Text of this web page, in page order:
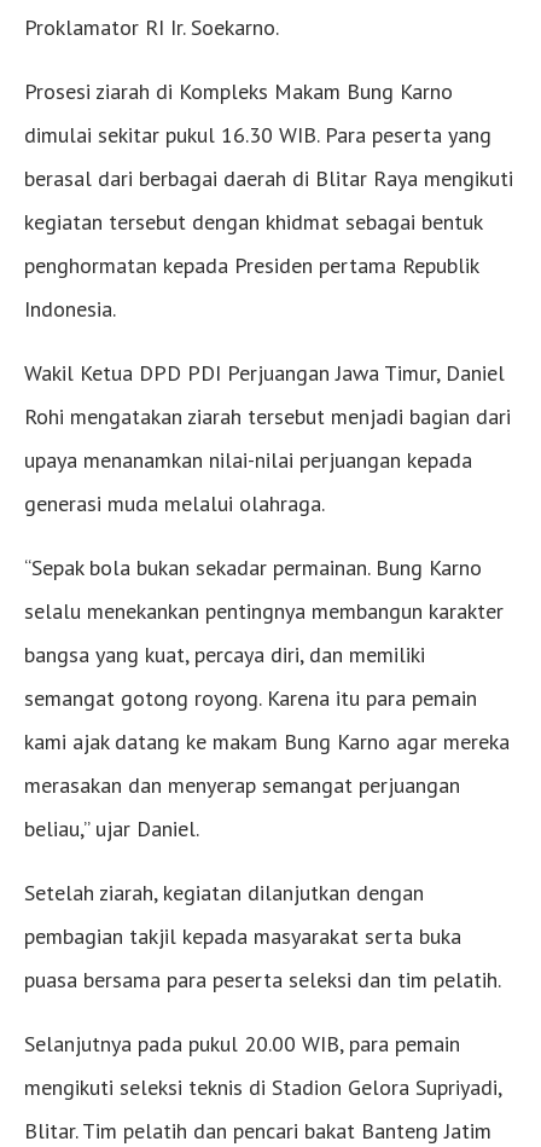
Proklamator RI Ir. Soekarno.
Prosesi ziarah di Kompleks Makam Bung Karno
dimulai sekitar pukul 16.30 WIB. Para peserta yang
berasal dari berbagai daerah di Blitar Raya mengikuti
kegiatan tersebut dengan khidmat sebagai bentuk
penghormatan kepada Presiden pertama Republik
Indonesia.
Wakil Ketua DPD PDI Perjuangan Jawa Timur, Daniel
Rohi mengatakan ziarah tersebut menjadi bagian dari
upaya menanamkan nilai-nilai perjuangan kepada
generasi muda melalui olahraga.
“Sepak bola bukan sekadar permainan. Bung Karno
selalu menekankan pentingnya membangun karakter
bangsa yang kuat, percaya diri, dan memiliki
semangat gotong royong. Karena itu para pemain
kami ajak datang ke makam Bung Karno agar mereka
merasakan dan menyerap semangat perjuangan
beliau,” ujar Daniel.
Setelah ziarah, kegiatan dilanjutkan dengan
pembagian takjil kepada masyarakat serta buka
puasa bersama para peserta seleksi dan tim pelatih.
Selanjutnya pada pukul 20.00 WIB, para pemain
mengikuti seleksi teknis di Stadion Gelora Supriyadi,
Blitar. Tim pelatih dan pencari bakat Banteng Jatim